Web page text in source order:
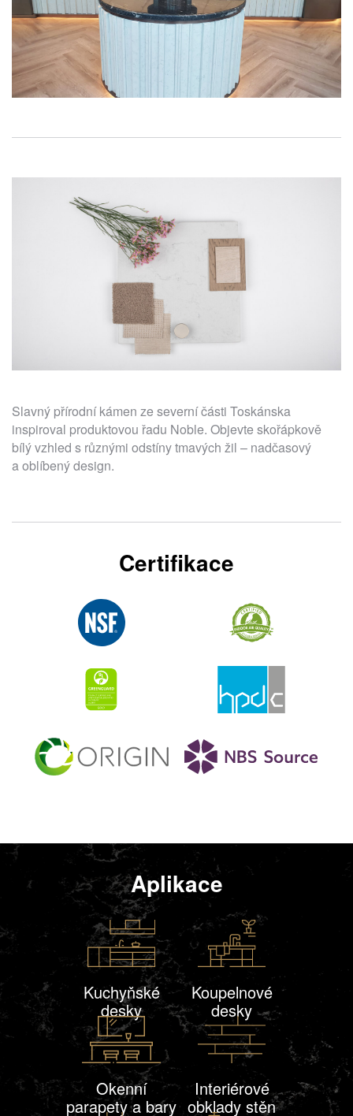
Slavný přírodní kámen ze severní části Toskánska
inspiroval produktovou řadu Noble. Objevte skořápkově
bílý vzhled s různými odstíny tmavých žil – nadčasový
a oblíbený design.
Certifikace
Aplikace
Kuchyňské
desky
Koupelnové
desky
Okenní
parapety a bary
Interiérové
obklady stěn